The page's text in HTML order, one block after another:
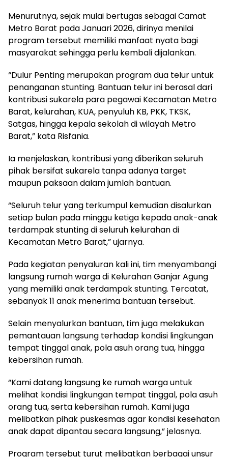
Menurutnya, sejak mulai bertugas sebagai Camat
Metro Barat pada Januari 2026, dirinya menilai
program tersebut memiliki manfaat nyata bagi
masyarakat sehingga perlu kembali dijalankan.
“Dulur Penting merupakan program dua telur untuk
penanganan stunting. Bantuan telur ini berasal dari
kontribusi sukarela para pegawai Kecamatan Metro
Barat, kelurahan, KUA, penyuluh KB, PKK, TKSK,
Satgas, hingga kepala sekolah di wilayah Metro
Barat,” kata Risfania.
Ia menjelaskan, kontribusi yang diberikan seluruh
pihak bersifat sukarela tanpa adanya target
maupun paksaan dalam jumlah bantuan.
“Seluruh telur yang terkumpul kemudian disalurkan
setiap bulan pada minggu ketiga kepada anak-anak
terdampak stunting di seluruh kelurahan di
Kecamatan Metro Barat,” ujarnya.
Pada kegiatan penyaluran kali ini, tim menyambangi
langsung rumah warga di Kelurahan Ganjar Agung
yang memiliki anak terdampak stunting. Tercatat,
sebanyak 11 anak menerima bantuan tersebut.
Selain menyalurkan bantuan, tim juga melakukan
pemantauan langsung terhadap kondisi lingkungan
tempat tinggal anak, pola asuh orang tua, hingga
kebersihan rumah.
“Kami datang langsung ke rumah warga untuk
melihat kondisi lingkungan tempat tinggal, pola asuh
orang tua, serta kebersihan rumah. Kami juga
melibatkan pihak puskesmas agar kondisi kesehatan
anak dapat dipantau secara langsung,” jelasnya.
Program tersebut turut melibatkan berbagai unsur